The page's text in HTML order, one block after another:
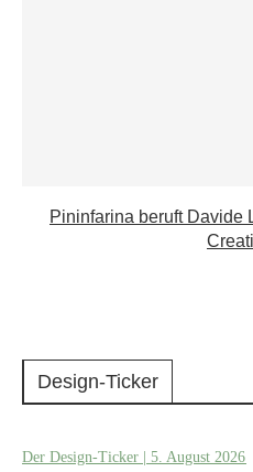
Pininfarina beruft Davide
Design-Ticker
Der Design-Ticker | 5. August 2026